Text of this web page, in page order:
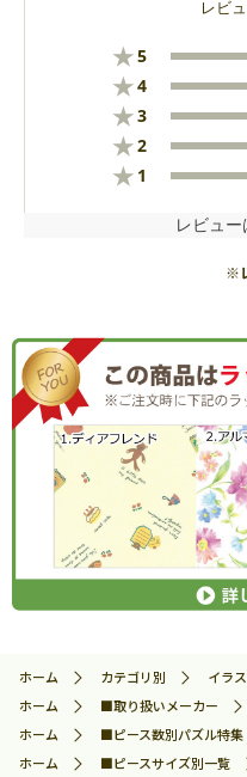
レビ
★5
★4
★3
★2
★ 1
レビュー
※
ホーム カテゴリ別 イラ
ホーム
■取り扱いメーカー
ホーム
■ピース数別パズル特集
ホーム
■ピースサイズ別一覧